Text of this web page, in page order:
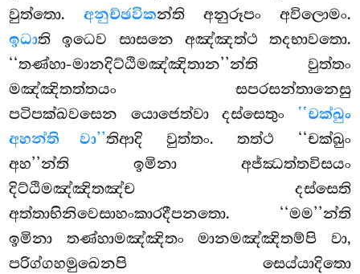
වුත්තො.අනුච්ඡවිකන්ති අනුරූපං අවිලොමං.
ඉධාති ඉධෙව සාසනෙ අඤ්ඤත්ථ තදභාවතො.
‘‘තණ්හා-මානදිට්ඨිමඤ්ඤිතාන’’න්ති වුත්තං
මඤ්ඤිතත්තයං සපරසන්තානෙසු
පටිපක්ඛවසෙන යොජෙත්වා දස්සෙතුං ‘‘චක්ඛුං
අහන්ති වා’’තිආදි වුත්තං. තත්ථ ‘‘චක්ඛුං
අහ’’න්ති ඉමිනා අජ්ඣත්තවිසයං
දිට්ඨිමඤ්ඤිතඤ්ච දස්සෙති
අත්තාභිනිවෙසාහංකාරදීපනතො. ‘‘මම’’න්ති
ඉමිනා තණ්හාමඤ්ඤිතං මානමඤ්ඤිතම්පි වා,
පරිග්ගහමුඛෙනපි සෙය්යාදිතො